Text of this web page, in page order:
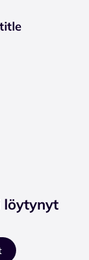
löytynyt